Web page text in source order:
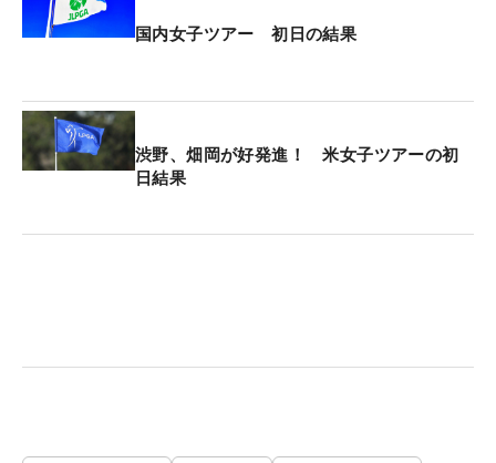
国内女子ツアー 初日の結果
渋野、畑岡が好発進！ 米女子ツアーの初
日結果